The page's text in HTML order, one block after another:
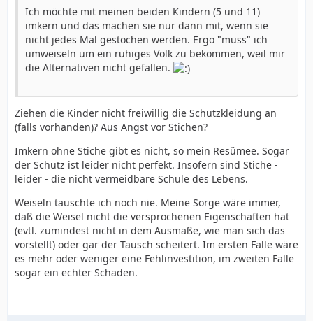
Ich möchte mit meinen beiden Kindern (5 und 11)
imkern und das machen sie nur dann mit, wenn sie
nicht jedes Mal gestochen werden. Ergo "muss" ich
umweiseln um ein ruhiges Volk zu bekommen, weil mir
die Alternativen nicht gefallen.
Ziehen die Kinder nicht freiwillig die Schutzkleidung an
(falls vorhanden)? Aus Angst vor Stichen?
Imkern ohne Stiche gibt es nicht, so mein Resümee. Sogar
der Schutz ist leider nicht perfekt. Insofern sind Stiche -
leider - die nicht vermeidbare Schule des Lebens.
Weiseln tauschte ich noch nie. Meine Sorge wäre immer,
daß die Weisel nicht die versprochenen Eigenschaften hat
(evtl. zumindest nicht in dem Ausmaße, wie man sich das
vorstellt) oder gar der Tausch scheitert. Im ersten Falle wäre
es mehr oder weniger eine Fehlinvestition, im zweiten Falle
sogar ein echter Schaden.